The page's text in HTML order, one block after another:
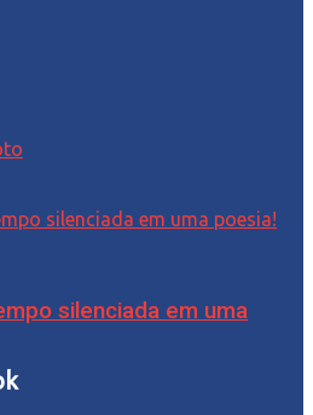
silenciada em uma